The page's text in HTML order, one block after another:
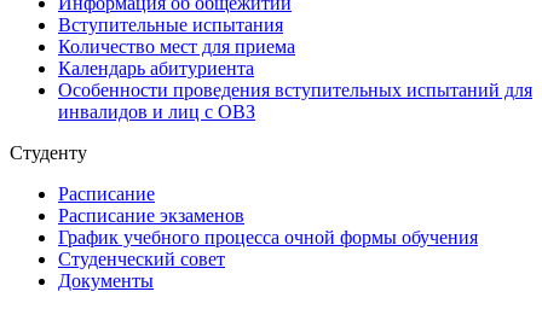
Вступительные испытания
Количество мест для приема
Календарь абитуриента
Особенности проведения вступительных испытаний для
инвалидов и лиц с ОВЗ
Студенту
Расписание
Расписание экзаменов
График учебного процесса очной формы обучения
Студенческий совет
Документы